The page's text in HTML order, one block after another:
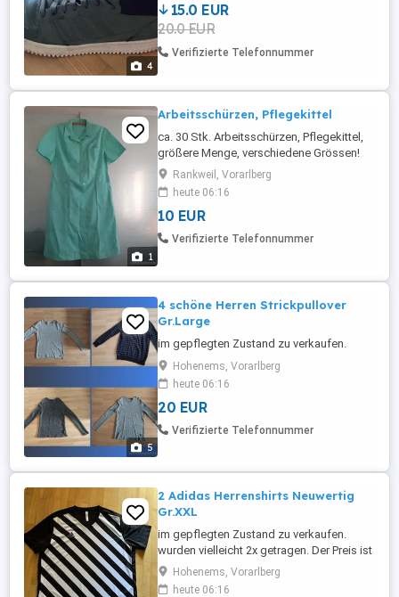
4
15.0 EUR
20.0 EUR
Verifizierte Telefonnummer
1
Arbeitsschürzen, Pflegekittel
ca. 30 Stk. Arbeitsschürzen, Pflegekittel,
größere Menge, verschiedene Grössen!
für Arbeit, Fasching, ect. Preis 10,- pro Stk.
verhandelbar, telefonischer Kontakt:
06644702472
Rankweil, Vorarlberg
heute 06:16
10 EUR
Verifizierte Telefonnummer
5
4 schöne Herren Strickpullover
Gr.Large
im gepflegten Zustand zu verkaufen.
Hohenems, Vorarlberg
heute 06:16
20 EUR
Verifizierte Telefonnummer
2 Adidas Herrenshirts Neuwertig
Gr.XXL
im gepflegten Zustand zu verkaufen.
wurden vielleicht 2x getragen. Der Preis ist
ein Setpreis.
Hohenems, Vorarlberg
heute 06:16